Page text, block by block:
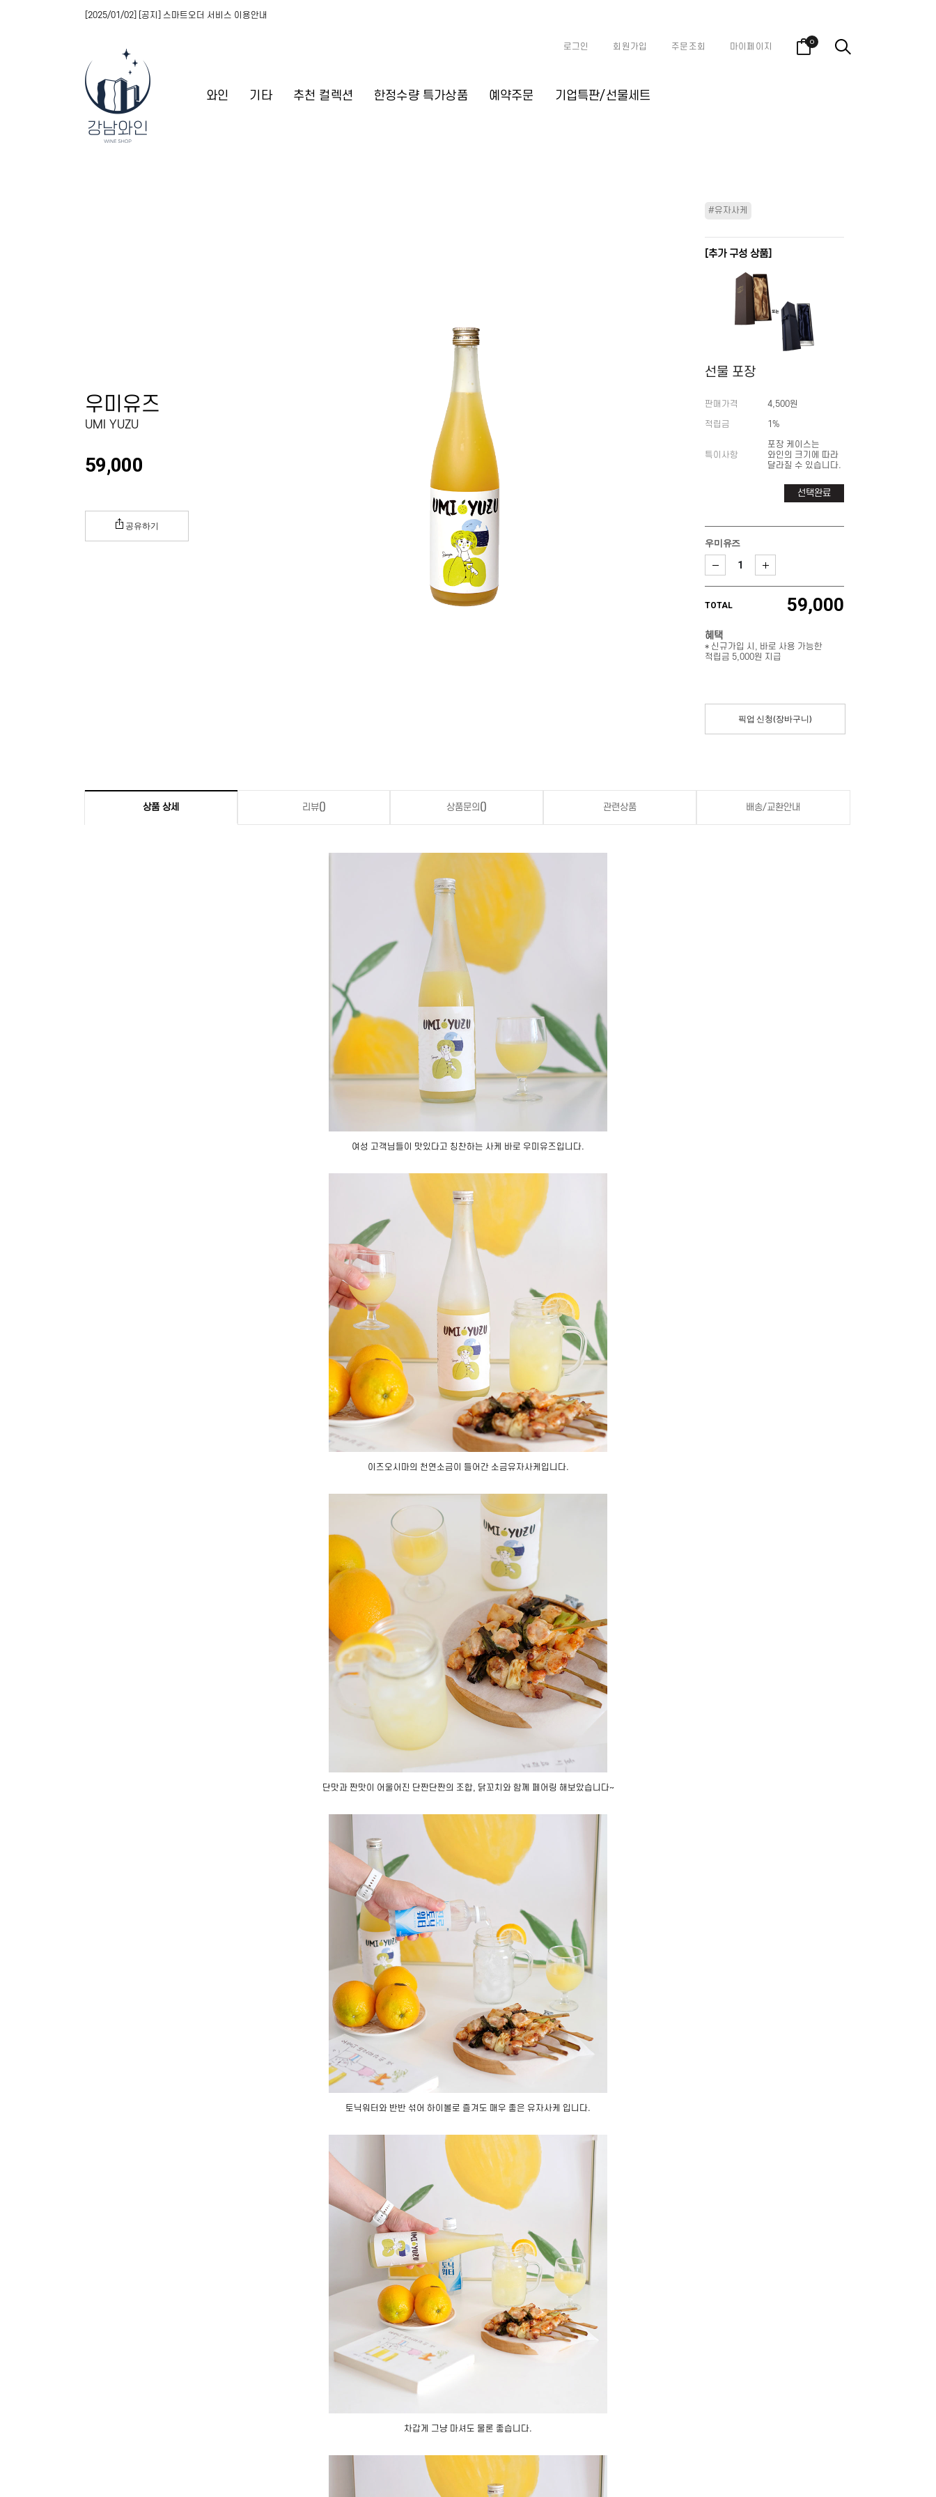
와인 기타 추천 컬렉션 한정수량 특가상품 예약주문 기업특판/선물세트
[2025/01/02] [공지] 스마트오더 서비스 이용안내
로그인 회원가입 주문조회 마이페이지 0
우미유즈
UMI YUZU
59,000
공유하기
#유자사케
[추가 구성 상품]
선물 포장
판매가격 4,500원
적립금 1%
특이사항
포장 케이스는
와인의 크기에 따라
달라질 수 있습니다.
선택완료
우미유즈
TOTAL 59,000
혜택
* 신규가입 시, 바로 사용 가능한
적립금 5,000원 지급
픽업 신청(장바구니)
상품 상세 리뷰() 상품문의 () 관련상품 배송/교환안내
여성 고객님들이 맛있다고 칭찬하는 사케 바로 우미유즈입니다.
이즈오시마의 천연소금이 들어간 소금유자사케입니다.
단맛과 짠맛이 어울어진 단짠단짠의 조합, 닭꼬치와 함께 페어링 해보았습니다~
토닉워터와 반반 섞어 하이볼로 즐겨도 매우 좋은 유자사케 입니다.
차갑게 그냥 마셔도 물론 좋습니다.